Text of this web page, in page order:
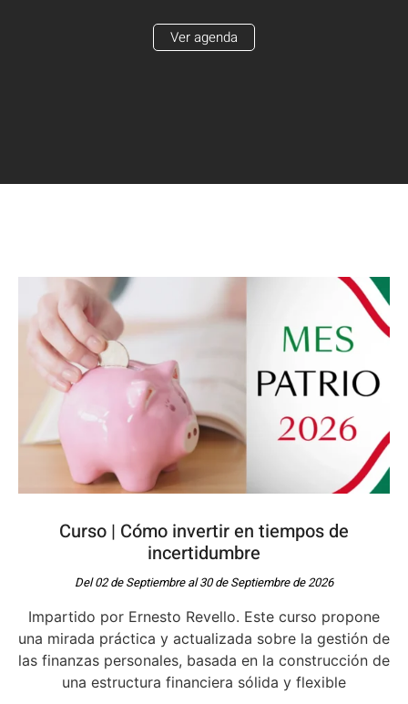
Ver agenda
Curso | Cómo invertir en tiempos de
incertidumbre
Del 02 de Septiembre al 30 de Septiembre de 2026
Impartido por Ernesto Revello. Este curso propone
una mirada práctica y actualizada sobre la gestión de
las finanzas personales, basada en la construcción de
una estructura financiera sólida y flexible